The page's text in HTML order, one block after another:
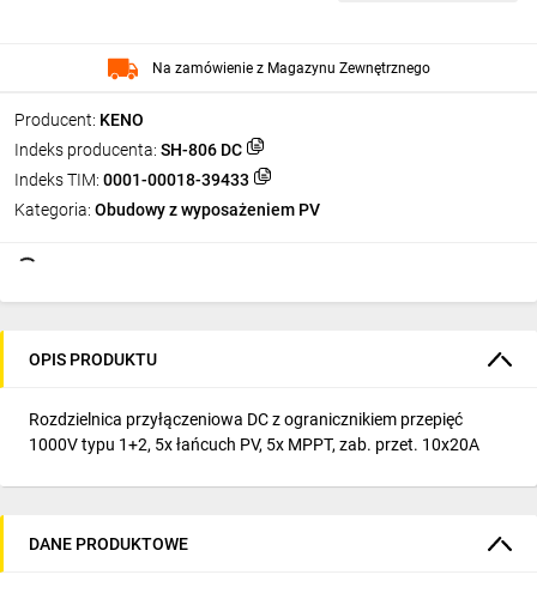
Producent: KENO
Indeks producenta: SH-806 DC
Indeks TIM: 0001-00018-39433
Kategoria: Obudowy z wyposażeniem PV
Na zamówienie z Magazynu Zewnętrznego
OPIS PRODUKTU
Rozdzielnica przyłączeniowa DC z ogranicznikiem przepięć
1000V typu 1+2, 5x łańcuch PV, 5x MPPT, zab. przet. 10x20A
DANE PRODUKTOWE